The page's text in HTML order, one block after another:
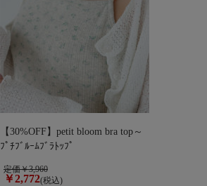
【30%OFF】petit bloom bra top～
ﾌﾟﾁﾌﾞﾙｰﾑﾌﾞﾗﾄｯﾌﾟ
定価￥3,960
￥2,772(税込)